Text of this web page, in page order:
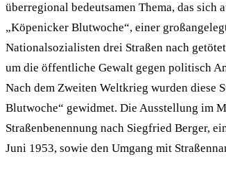
überregional bedeutsamen Thema, das sich
„Köpenicker Blutwoche“, einer
Nationalsozialisten drei Straßen nach
um die öffentliche Gewalt gegen politisch
Nach dem Zweiten Weltkrieg wurden diese
Blutwoche“ gewidmet. Die Ausstellung im
Straßenbenennung nach Siegfried Berger,
Juni 1953, sowie den Umgang mit